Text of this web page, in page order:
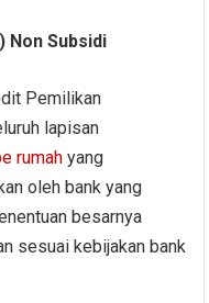
Non Subsidi
Pemilikan
lapisan
rumah yang
oleh bank yang
besarnya
sesuai kebijakan bank